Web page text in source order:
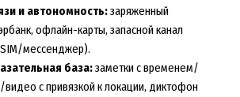
и автономность:заряженный
офлайн-карты, запасной канал
SIM/мессенджер).
база:заметки с временем/
с привязкой к локации, диктофон